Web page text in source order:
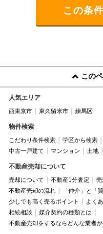
この
人気エリア
西東京市 東久留米市 練馬区
物件検索
こだわり条件検索 学区から検索
中古一戸建て
マンション 土地
不動産売却について
売却について 不動産1分査定 売
不動産売却の流れ
「仲介」と「
少しでも高く売るポイント
よく
相続相談
媒介契約の種類とは
不動産売却をするならどんな業者が